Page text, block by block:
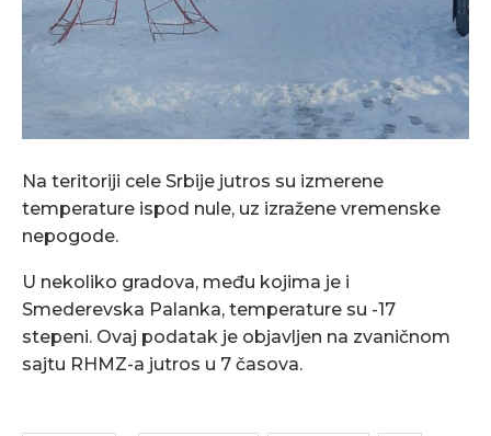
Na teritoriji cele Srbije jutros su izmerene
temperature ispod nule, uz izražene vremenske
nepogode.
U nekoliko gradova, među kojima je i
Smederevska Palanka, temperature su -17
stepeni. Ovaj podatak je objavljen na zvaničnom
sajtu RHMZ-a jutros u 7 časova.